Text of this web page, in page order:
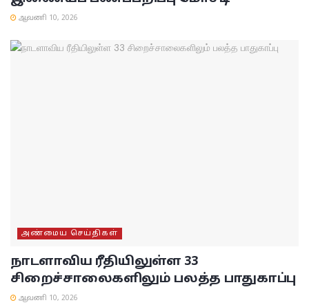
ஆவணி 10, 2026
அண்மைய செய்திகள்
நாடளாவிய ரீதியிலுள்ள 33
சிறைச்சாலைகளிலும் பலத்த பாதுகாப்பு
ஆவணி 10, 2026